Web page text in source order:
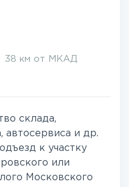
38 км от МКАД
склада,
автосервиса и др.
к участку
или
Московского